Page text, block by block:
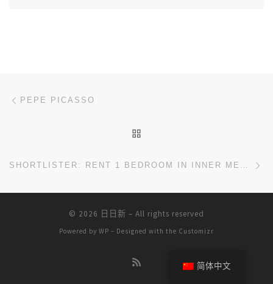
文章导航
PEPE PICASSO
SHORTLISTER: RENT 1 BEDROOM IN INNER MELBOURNE
© 2026 日日新 – All rights reserved
Powered by WP – Designed with the Customizr
简体中文